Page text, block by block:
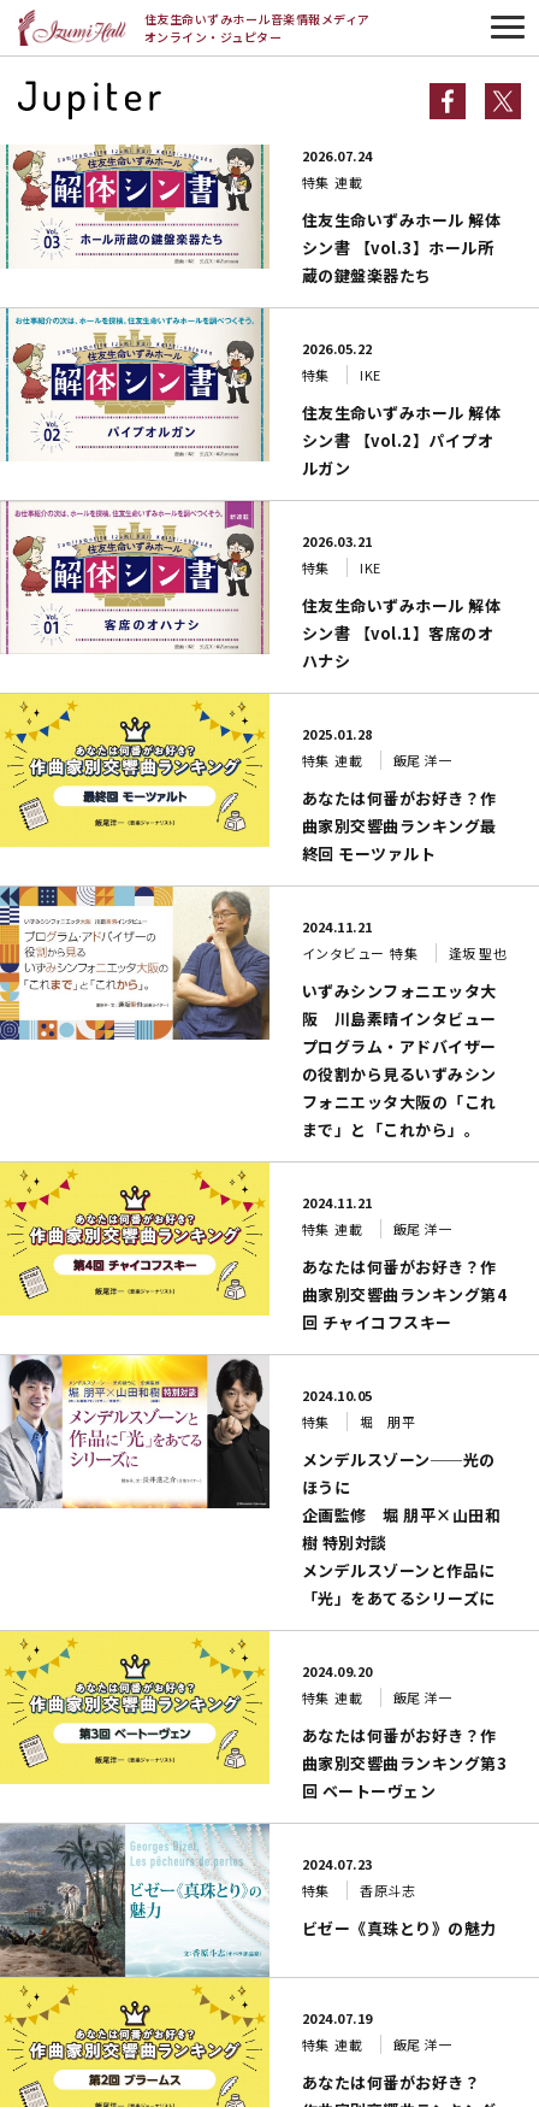
住友生命いずみホール音楽情報メディア
オンライン・ジュピター
特集一覧
2026.07.24
特集 連載
住友生命いずみホール 解体
シン書 【vol.3】ホール所
蔵の鍵盤楽器たち
2026.05.22
特集
IKE
住友生命いずみホール 解体
シン書 【vol.2】パイプオ
ルガン
2026.03.21
特集
IKE
住友生命いずみホール 解体
シン書 【vol.1】客席のオ
ハナシ
2025.01.28
特集 連載 飯尾 洋一
あなたは何番がお好き？作
曲家別交響曲ランキング最
終回 モーツァルト
2024.11.21
インタビュー 特集 逢坂 聖也
いずみシンフォニエッタ大
阪 川島素晴インタビュー
プログラム・アドバイザー
の役割から見るいずみシン
フォニエッタ大阪の「これ
まで」と「これから」。
2024.11.21
特集 連載 飯尾 洋一
あなたは何番がお好き？作
曲家別交響曲ランキング第4
回 チャイコフスキー
2024.10.05
特集
堀 朋平
メンデルスゾーン──光の
ほうに
企画監修 堀 朋平×山田和
樹 特別対談
メンデルスゾーンと作品に
「光」をあてるシリーズに
2024.09.20
特集 連載 飯尾 洋一
あなたは何番がお好き？作
曲家別交響曲ランキング第3
回 ベートーヴェン
2024.07.23
特集
香原斗志
ビゼー《真珠とり》の魅力
2024.07.19
特集 連載 飯尾 洋一
あなたは何番がお好き？